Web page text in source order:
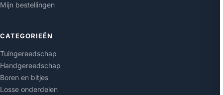
Mijn bestellingen
CATEGORIEËN
Tuingereedschap
Handgereedschap
Boren en bitjes
Losse onderdelen